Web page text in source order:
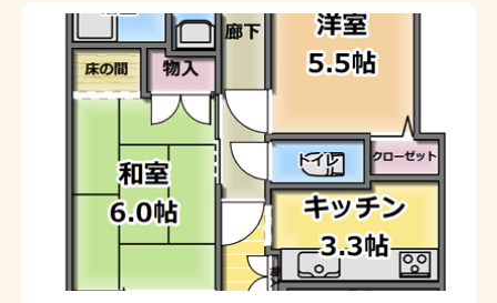
すが、体調を崩…